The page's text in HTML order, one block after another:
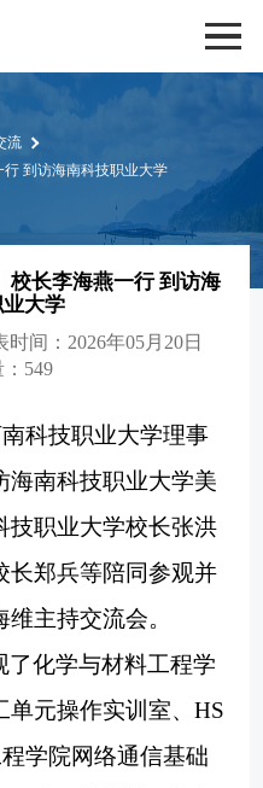
流
到访海南科技职业大学
校长李海燕一行 到访海
大学
时间：2026年05月20日
549
科技职业大学理事
海南科技职业大学美
技职业大学校长张洪
长郑兵等陪同参观并
主持交流会。
了化学与材料工程学
单元操作实训室、HS
学院网络通信基础